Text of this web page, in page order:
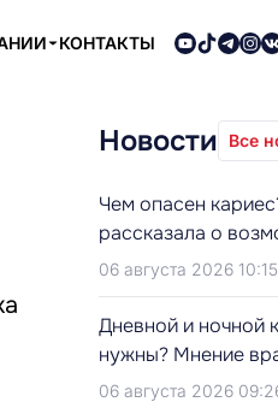
КОНТАКТЫ
Новости Все
Чем опасен
рассказала о
06 августа 2026 10:15
Дневной и ночной
нужны? Мнение
06 августа 2026